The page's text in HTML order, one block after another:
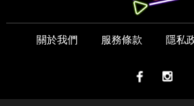
關於我們 服務條款 隱私